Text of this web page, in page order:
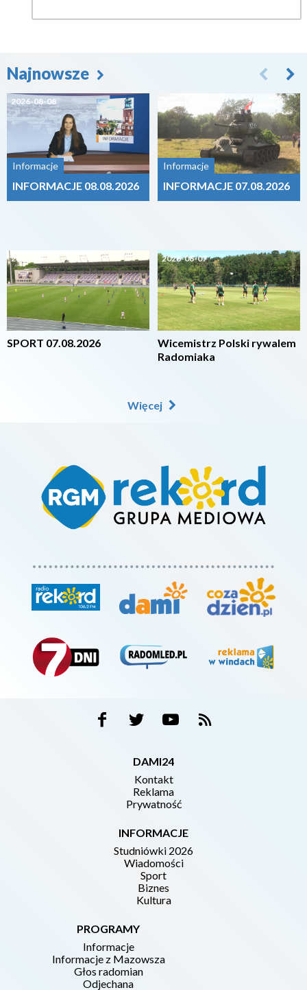
Najnowsze
2026-08-08
Informacje
INFORMACJE 08.08.2026
2026-08-07
SPORT 07.08.2026
Informacje
INFORMACJE 07.08.2026
2026-08-07
Wicemistrz Polski rywalem
Radomiaka
Więcej
DAMI24
Kontakt
Reklama
Prywatność
INFORMACJE
Studniówki 2026
Wiadomości
Sport
Biznes
Kultura
PROGRAMY
Informacje
Informacje z Mazowsza
Głos radomian
Odjechana